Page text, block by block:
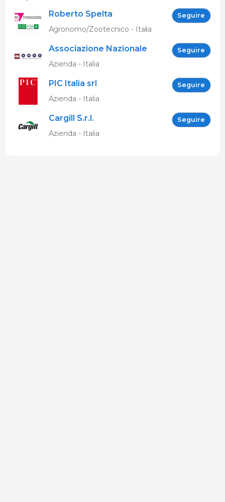
Roberto Spelta Seguire
Agronomo/Zootecnico - Italia
Associazione Nazionale
Allevatori Suini (ANAS)
Seguire
Azienda - Italia
PIC Italia srl Seguire
Azienda - Italia
Cargill S.r.l. Seguire
Azienda - Italia